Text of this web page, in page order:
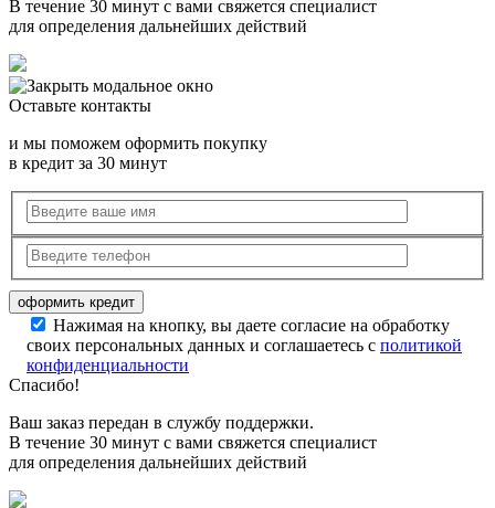
В течение 30 минут с вами свяжется специалист
для определения дальнейших действий
Оставьте контакты
и мы поможем оформить покупку
в кредит за 30 минут
Нажимая на кнопку, вы даете согласие на обработку
своих персональных данных и соглашаетесь с политикой
конфиденциальности
Спасибо!
Ваш заказ передан в службу поддержки.
В течение 30 минут с вами свяжется специалист
для определения дальнейших действий